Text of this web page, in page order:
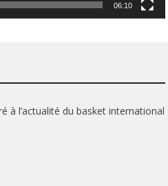
06:10
à l’actualité du basket international